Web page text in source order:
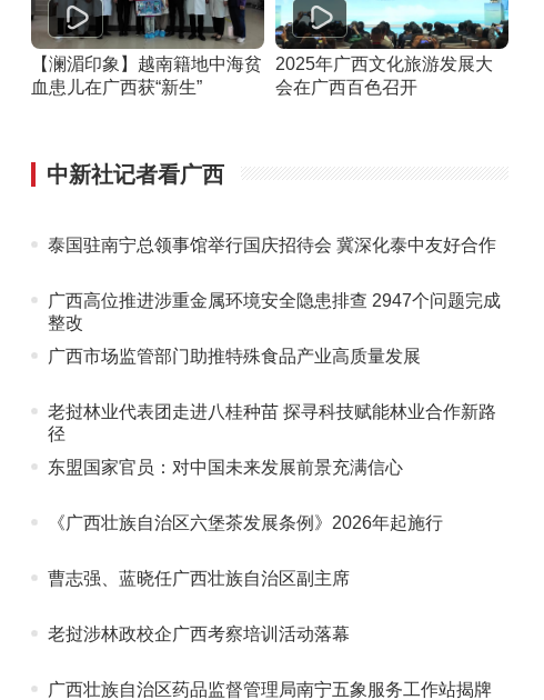
【澜湄印象】越南籍地中海贫
血患儿在广西获“新生”
2025年广西文化旅游发展大
会在广西百色召开
中新社记者看广西
泰国驻南宁总领事馆举行国庆招待会 冀深化泰中友好合作
广西高位推进涉重金属环境安全隐患排查 2947个问题完成
整改
广西市场监管部门助推特殊食品产业高质量发展
老挝林业代表团走进八桂种苗 探寻科技赋能林业合作新路
径
东盟国家官员：对中国未来发展前景充满信心
《广西壮族自治区六堡茶发展条例》2026年起施行
曹志强、蓝晓任广西壮族自治区副主席
老挝涉林政校企广西考察培训活动落幕
广西壮族自治区药品监督管理局南宁五象服务工作站揭牌